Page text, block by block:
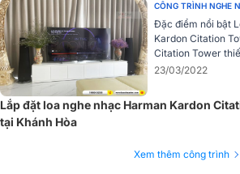
Củ loa mid Camelia
Củ loa mid là thiết kế độc đáo chế tạo từ bột
dạng đặc biệt lấy cảm hứng từ hoa trà.
không bị che lấp bởi hệ thống treo, loa có
thiểu tính cộng hưởng. Phía sau củ loa chính
dual drive mới và lớp vỏ Organic Basket có
CÔNG TRÌNH NGHE
Đặc điểm nổi bật
Kardon Citation
Citation Tower
23/03/2022
Lắp đặt loa nghe nhạc Harman Kardon
tại Khánh Hòa
Xem thêm công trình